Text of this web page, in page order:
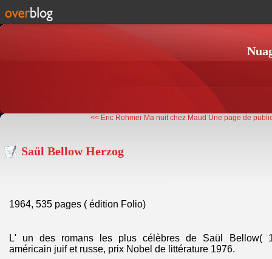
<< Eric Rohmer Ma nuit chez Maud Une page de
Saül Bellow Herzog
1964, 535 pages ( édition Folio)
L' un des romans les plus célèbres de Saül Bellow(
américain juif et russe, prix Nobel de littérature 1976.